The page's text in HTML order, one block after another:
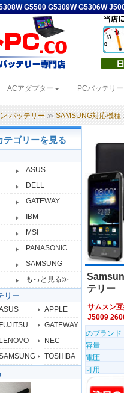
G5500 G5309W G5306W
ACアダプター PCバッテリー
バッテリー ≫SAMSUNG対応機種
テゴリーを見る
ASUS
DELL
GATEWAY
IBM
MSI
PANASONIC
SAMSUNG
もっと見る≫
リー
APPLE
FUJITSU
GATEWAY
LENOVO
NEC
TOSHIBA
テリー
サムスン
J5009
のブランド
容量
電圧
可用